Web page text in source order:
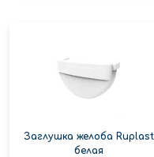
Заглушка желоба Ruplast
белая